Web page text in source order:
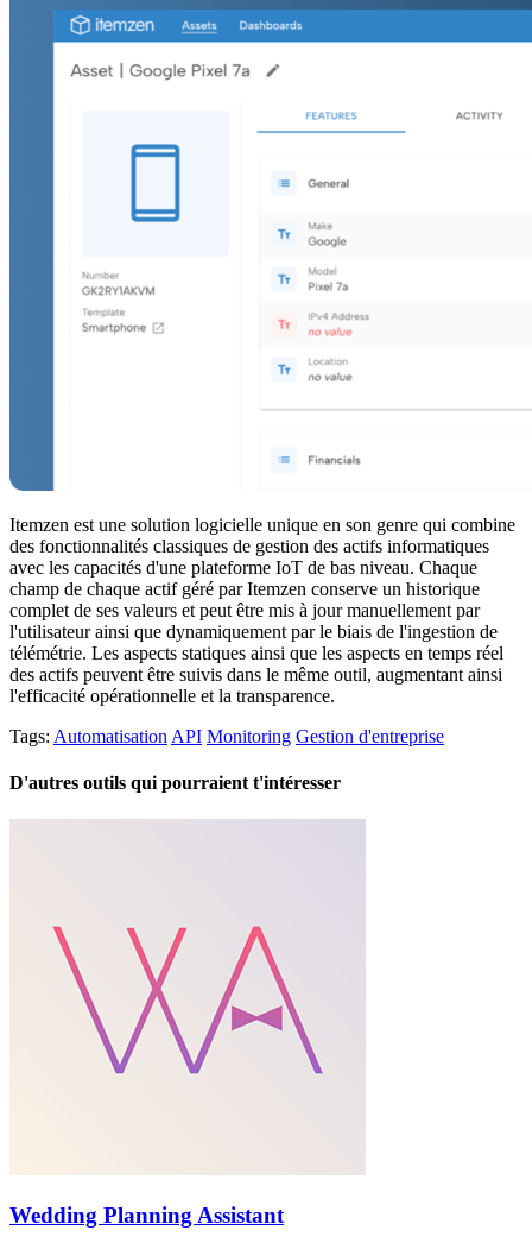
Itemzen est une solution logicielle unique en son genre qui combine
des fonctionnalités classiques de gestion des actifs informatiques
avec les capacités d'une plateforme IoT de bas niveau. Chaque
champ de chaque actif géré par Itemzen conserve un historique
complet de ses valeurs et peut être mis à jour manuellement par
l'utilisateur ainsi que dynamiquement par le biais de l'ingestion de
télémétrie. Les aspects statiques ainsi que les aspects en temps réel
des actifs peuvent être suivis dans le même outil, augmentant ainsi
l'efficacité opérationnelle et la transparence.
Tags: Automatisation API Monitoring Gestion d'entreprise
D'autres outils qui pourraient t'intéresser
Wedding Planning Assistant